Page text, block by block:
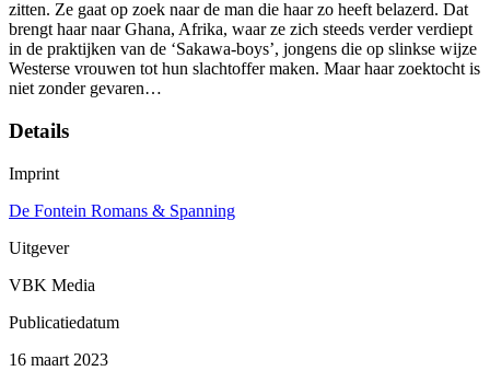
zitten. Ze gaat op zoek naar de man die haar zo heeft belazerd. Dat
brengt haar naar Ghana, Afrika, waar ze zich steeds verder verdiept
in de praktijken van de ‘Sakawa-boys’, jongens die op slinkse wijze
Westerse vrouwen tot hun slachtoffer maken. Maar haar zoektocht is
niet zonder gevaren…
Details
Imprint
De Fontein Romans & Spanning
Uitgever
VBK Media
Publicatiedatum
16 maart 2023